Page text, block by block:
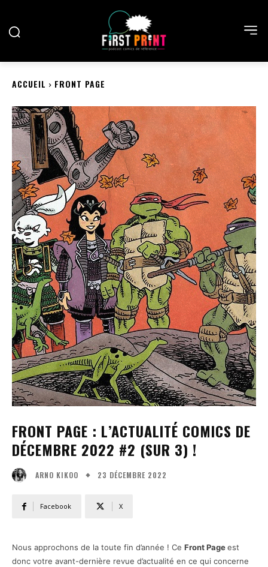
ACCUEIL FRONT PAGE
FRONT PAGE : L’ACTUALITÉ COMICS DE
DÉCEMBRE 2022 #2 (SUR 3) !
ARNO KIKOO 23 DÉCEMBRE 2022
Facebook X
Nous approchons de la toute fin d’année ! Ce Front Pageest
donc votre avant-dernière revue d’actualité en ce qui concerne